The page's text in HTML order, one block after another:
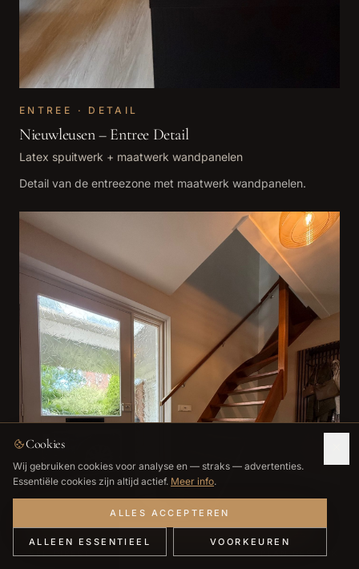
ENTREE · DETAIL
Nieuwleusen – Entree Detail
Latex spuitwerk + maatwerk wandpanelen
Detail van de entreezone met maatwerk wandpanelen.
Cookies
Wij gebruiken cookies voor analyse en — straks — advertenties.
Essentiële cookies zijn altijd actief. Meer info.
ALLES ACCEPTEREN
ALLEEN ESSENTIEEL VOORKEUREN